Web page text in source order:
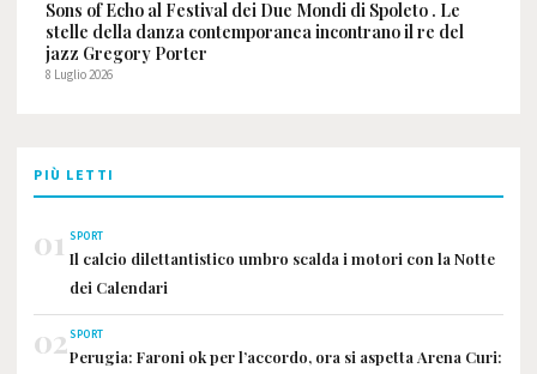
Sons of Echo al Festival dei Due Mondi di Spoleto . Le
stelle della danza contemporanea incontrano il re del
jazz Gregory Porter
8 Luglio 2026
PIÙ LETTI
01 SPORT
Il calcio dilettantistico umbro scalda i motori con la Notte
dei Calendari
02SPORT
Perugia: Faroni ok per l’accordo, ora si aspetta Arena Curi: